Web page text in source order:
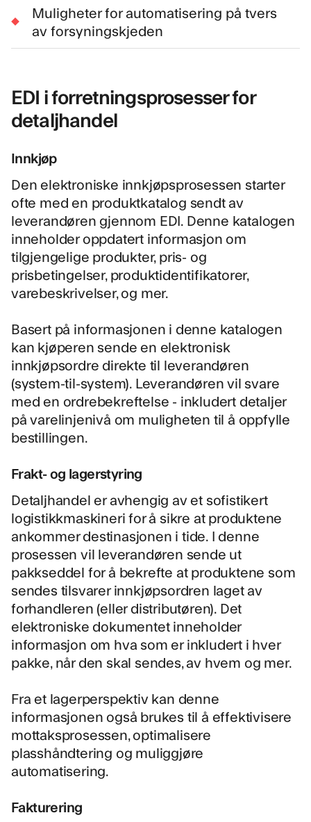
Muligheter for automatisering på tvers
av forsyningskjeden
EDI i forretningsprosesser for
detaljhandel
Innkjøp
Denelektroniske innkjøpsprosessen starter
ofte med en produktkatalog sendt av
leverandøren gjennom EDI. Denne katalogen
inneholder oppdatert informasjon om
tilgjengelige produkter, pris- og
prisbetingelser, produktidentifikatorer,
varebeskrivelser, og mer.
Basert på informasjonen i denne katalogen
kan kjøperen sende en elektronisk
innkjøpsordre direkte til leverandøren
(system-til-system). Leverandøren vil svare
med en ordrebekreftelse - inkludert detaljer
på varelinjenivå om muligheten til å oppfylle
bestillingen.
Frakt- og lagerstyring
Detaljhandel er avhengig av et sofistikert
logistikkmaskineri for å sikre at produktene
ankommer destinasjonen i tide. I denne
prosessen vil leverandøren sende ut
pakkseddel for å bekrefte at produktene som
sendes tilsvarer innkjøpsordren laget av
forhandleren (eller distributøren). Det
elektroniske dokumentet inneholder
informasjon om hva som er inkludert i hver
pakke, når den skal sendes, av hvem og mer.
Fra et lagerperspektiv kan denne
informasjonen også brukes til å effektivisere
mottaksprosessen, optimalisere
plasshåndtering og muliggjøre
automatisering.
Fakturering